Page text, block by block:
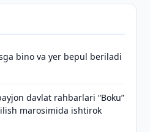
bino va yer bepul beriladi
davlat rahbarlari “Boku”
marosimida ishtirok